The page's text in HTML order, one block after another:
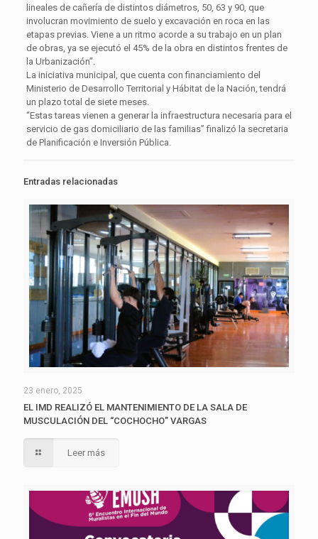
lineales de cañería de distintos diámetros, 50, 63 y 90, que
involucran movimiento de suelo y excavación en roca en las
etapas previas. Viene a un ritmo acorde a su trabajo en un plan
de obras, ya se ejecutó el 45% de la obra en distintos frentes de
la Urbanización”.
La iniciativa municipal, que cuenta con financiamiento del
Ministerio de Desarrollo Territorial y Hábitat de la Nación, tendrá
un plazo total de siete meses.
“Estas tareas vienen a generar la infraestructura necesaria para el
servicio de gas domiciliario de las familias” finalizó la secretaria
de Planificación e Inversión Pública.
Entradas relacionadas
23 enero, 2025
EL IMD REALIZÓ EL MANTENIMIENTO DE LA SALA DE
MUSCULACIÓN DEL “COCHOCHO” VARGAS
Leer más